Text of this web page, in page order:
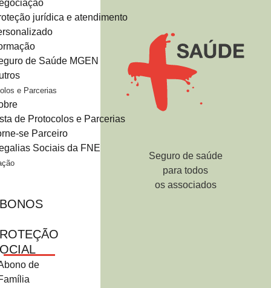
Seguro de saúde
para todos
os associados
jurídica e atendimento
de Saúde MGEN
e Parcerias
de Protocolos e Parcerias
se Parceiro
Sociais da FNE
de